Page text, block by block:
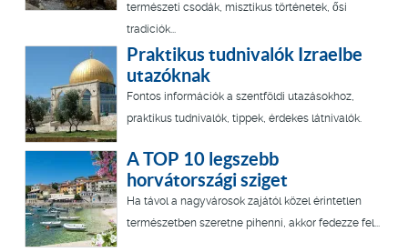
természeti csodák, misztikus történetek, ősi
tradíciók...
Praktikus tudnivalók Izraelbe
utazóknak
Fontos információk a szentföldi utazásokhoz,
praktikus tudnivalók, tippek, érdekes látnivalók.
A TOP 10 legszebb
horvátországi sziget
Ha távol a nagyvárosok zajától közel érintetlen
természetben szeretne pihenni, akkor fedezze fel...